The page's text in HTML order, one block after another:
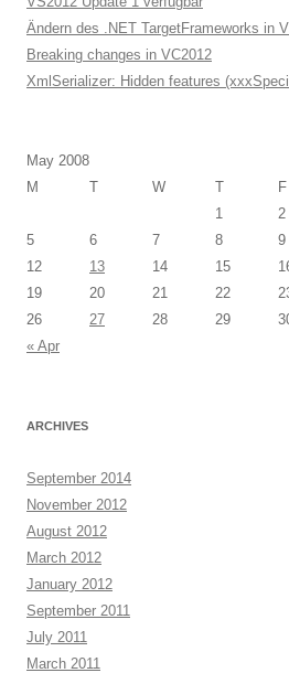
Ändern des .NET TargetFrameworks in
Breaking changes in VC2012
XmlSerializer: Hidden features
May 2008
M
T W T F
1
2
5
6 7 8 9
12
13 14 15
19
20 21 22
26
27 28 29
« Apr
ARCHIVES
September 2014
November 2012
August 2012
March 2012
January 2012
September 2011
July 2011
March 2011